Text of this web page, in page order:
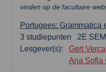
vinden op de facultaire
Portugees: Grammatica
2E SEM
3 studiepunten
Lesgever(s):
Gert
Ana Sofia